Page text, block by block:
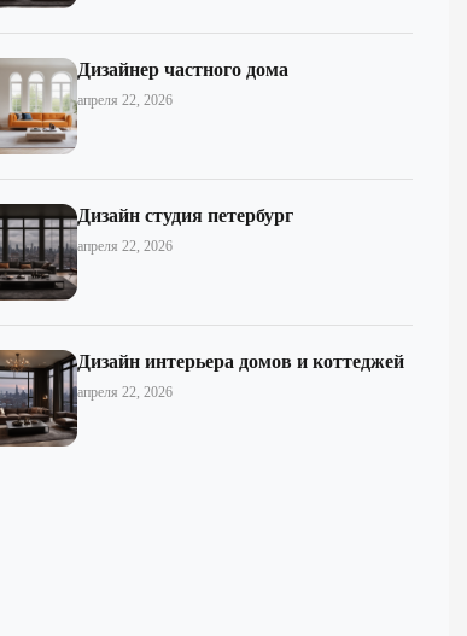
Дизайнер частного дома
апреля 22, 2026
Дизайн студия петербург
апреля 22, 2026
Дизайн интерьера домов и коттеджей
апреля 22, 2026